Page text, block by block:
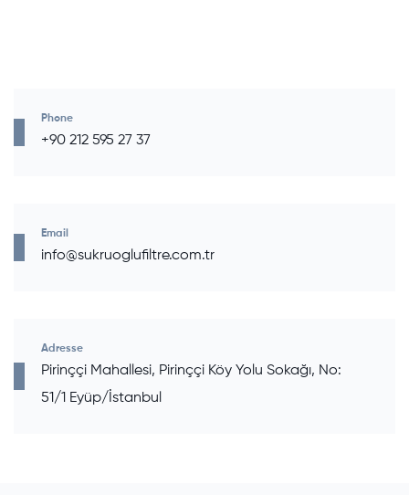
Phone
+90 212 595 27 37
Email
info@sukruoglufiltre.com.tr
Adresse
Pirinççi Mahallesi, Pirinççi Köy Yolu Sokağı, No:
51/1 Eyüp/İstanbul